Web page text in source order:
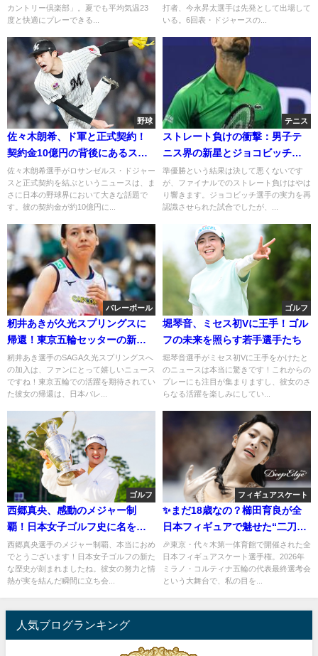
カントリー倶楽部」。夏でも平均気温23
度と快適にプレーできる...
打者、今永昇太選手は先発として出場して
いる。6回表・ドジャースの...
野球
佐々木朗希、ド軍と正式契約！
契約金10億円の背後にあるスト
ーリー
佐々木朗希選手がロサンゼルス・ドジャー
スと正式契約を結ぶというニュースは、ま
さに日本の野球界において大きな話題で
す。彼の契約金が約10億円に...
テニス
ストレート負けの衝撃：男子テ
ニス界の新星とジョコビッチの
戦い
準優勝という結果は決して悪くないです
が、ファイナルでのストレート負けはやは
り響きます。ジョコビッチ選手の実力を再
認識させられた試合でしたが、...
バレーボール
籾井あきが久光スプリングスに
帰還！東京五輪セッターの新た
な挑戦
籾井あき選手のSAGA久光スプリングスへ
の加入は、ファンにとって嬉しいニュース
ですね！東京五輪での活躍を期待されてい
た彼女の帰還は、日本バレ...
ゴルフ
堀琴音、ミセス初Vに王手！ゴル
フの未来を照らす若手選手たち
堀琴音選手がミセス初Vに王手をかけたと
のニュースは本当に驚きです！これからの
プレーにも注目が集まりますし、彼女のさ
らなる活躍を楽しみにしてい...
ゴルフ
西郷真央、感動のメジャー制
覇！日本女子ゴルフ史に名を刻
んだ瞬間
西郷真央選手のメジャー制覇、本当におめ
でとうございます！日本女子ゴルフの新た
な歴史が刻まれましたね。彼女の努力と情
熱が実を結んだ瞬間に立ち会...
フィギュアスケート
✨まだ18歳なの？櫛田育良が全
日本フィギュアで魅せた“二刀流
の衝撃”
🎉東京・代々木第一体育館で開催された全
日本フィギュアスケート選手権。2026年
ミラノ・コルティナ五輪の代表最終選考会
という大舞台で、私の目を...
人気ブログランキング